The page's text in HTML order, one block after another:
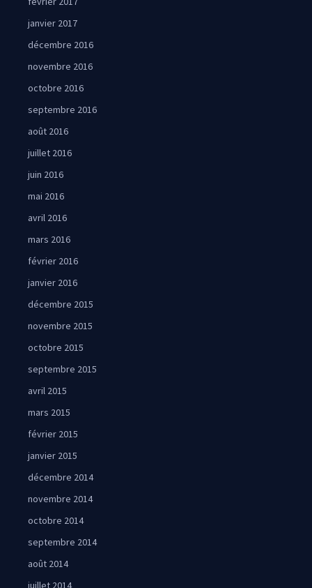
janvier 2017
décembre 2016
novembre 2016
octobre 2016
septembre 2016
août 2016
juillet 2016
juin 2016
mai 2016
avril 2016
mars 2016
février 2016
janvier 2016
décembre 2015
novembre 2015
octobre 2015
septembre 2015
avril 2015
mars 2015
février 2015
janvier 2015
décembre 2014
novembre 2014
octobre 2014
septembre 2014
août 2014
juillet 2014